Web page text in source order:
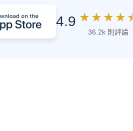
4.9 ★ ★ ★ ★ ★
36.2k 則評論